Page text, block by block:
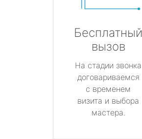
Бесплатный
вызов
На стадии звонка
договариваемся
с временем
визита и выбора
мастера.